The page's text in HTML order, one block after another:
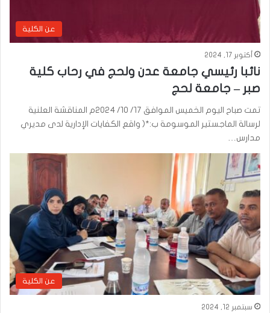
عن الكلية
أكتوبر 17, 2024
نائبا رئيسي جامعة عدن ولحج في رحاب كلية
صبر – جامعة لحج
تمت صباح اليوم الخميس الموافق ١٧/ ١٠/ ٢٠٢٤م المناقشة العلنية
لرسالة الماجستير الموسومة ب:*( واقع الكفايات الإدارية لدى مديري
مدارس…
عن الكلية
سبتمبر 12, 2024